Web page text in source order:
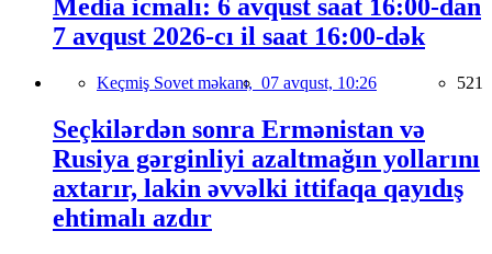
Media icmalı: 6 avqust saat 16:00-dan
7 avqust 2026-cı il saat 16:00-dək
Keçmiş Sovet məkanı, 07 avqust, 10:26 521
Seçkilərdən sonra Ermənistan və
Rusiya gərginliyi azaltmağın yollarını
axtarır, lakin əvvəlki ittifaqa qayıdış
ehtimalı azdır